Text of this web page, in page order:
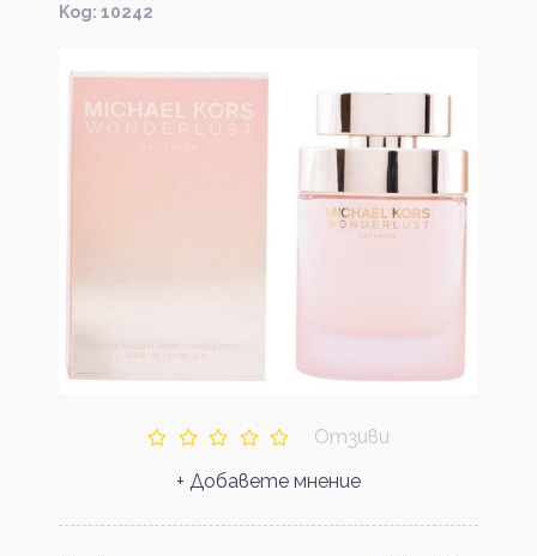
Kод: 10242
Отзиви
+ Добавете мнение